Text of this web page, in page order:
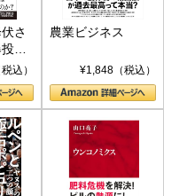
さ
、そ
新
込）
農業ビジネス
¥1,848（税込）